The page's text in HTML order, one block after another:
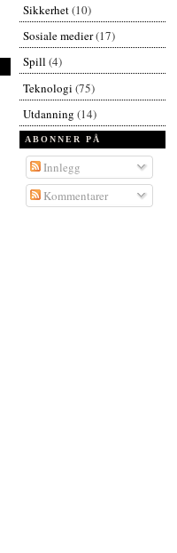
Sikkerhet(10)
Sosiale medier(17)
Spill (4)
Teknologi (75)
Utdanning (14)
ABONNER PÅ
Innlegg
Kommentarer